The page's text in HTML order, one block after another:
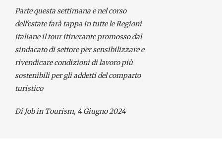
Parte questa settimana e nel corso
dell'estate farà tappa in tutte le Regioni
italiane il tour itinerante promosso dal
sindacato di settore per sensibilizzare e
rivendicare condizioni di lavoro più
sostenibili per gli addetti del comparto
turistico
Di Job in Tourism, 4 Giugno 2024